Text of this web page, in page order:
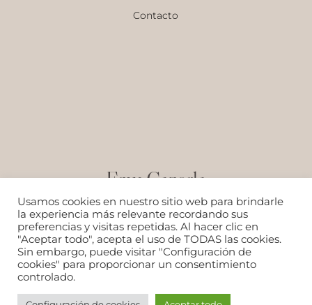
Contacto
Emy Cazorla
COPYRIGHT © 2024. EMY CAZORLA|
Usamos cookies en nuestro sitio web para brindarle
la experiencia más relevante recordando sus
preferencias y visitas repetidas. Al hacer clic en
"Aceptar todo", acepta el uso de TODAS las cookies.
Sin embargo, puede visitar "Configuración de
cookies" para proporcionar un consentimiento
controlado.